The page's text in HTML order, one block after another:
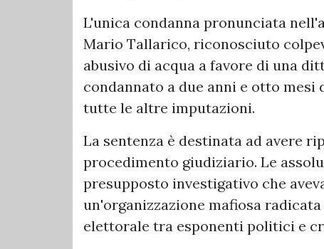
L'unica condanna pronunciata
Mario Tallarico, riconosciuto
abusivo di acqua a favore di una
condannato a due anni e otto
tutte le altre imputazioni.
La sentenza è destinata ad avere
procedimento giudiziario. Le
presupposto investigativo che
un'organizzazione mafiosa
elettorale tra esponenti politici e